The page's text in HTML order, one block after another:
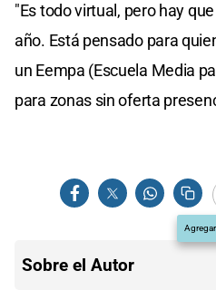
"Es todo virtual, pero hay
año. Está pensado para
un Eempa (Escuela Media
para zonas sin oferta
Sobre el Autor